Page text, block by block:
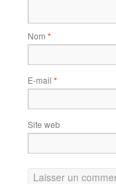
Nom *
E-mail *
Site web